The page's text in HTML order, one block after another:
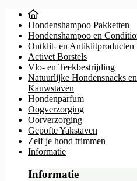
Hondenshampoo Pakketten
Hondenshampoo en
Ontklit- en Antiklitproducten
Activet Borstels
Vlo- en Teekbestrijding
Natuurlijke Hondensnacks
Kauwstaven
Hondenparfum
Oogverzorging
Oorverzorging
Gepofte Yakstaven
Zelf je hond trimmen
Informatie
Informatie